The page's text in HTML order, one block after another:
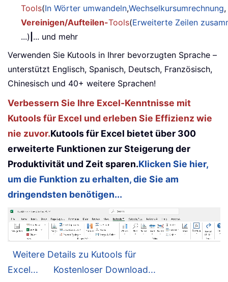
Tools(In Wörter umwandeln,Wechselkursumrechnung
Vereinigen/Aufteilen-Tools(Erweiterte Zeilen
...) ... und mehr
Verwenden Sie Kutools in Ihrer bevorzugten Sprache –
unterstützt Englisch, Spanisch, Deutsch, Französisch,
Chinesisch und 40+ weitere Sprachen!
Verbessern Sie Ihre Excel-Kenntnisse mit
Kutools für Excel und erleben Sie Effizienz wie
nie zuvor.Kutools für Excel bietet über 300
erweiterte Funktionen zur Steigerung der
Produktivität und Zeit sparen.Klicken Sie hier,
um die Funktion zu erhalten, die Sie am
dringendsten benötigen...
Weitere Details zu Kutools für
Excel...
Kostenloser Download...